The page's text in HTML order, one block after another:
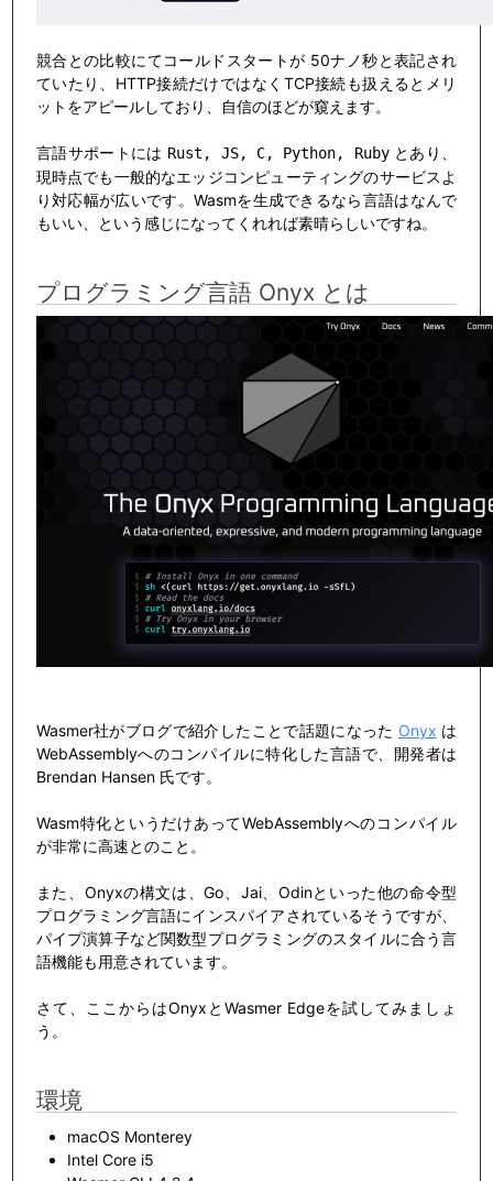
競合との比較にてコールドスタートが 50ナノ秒と表記され
ていたり、HTTP接続だけではなくTCP接続も扱えるとメリ
ットをアピールしており、自信のほどが窺えます。
言語サポートには Rust, JS, C, Python, Rubyとあり、
現時点でも一般的なエッジコンピューティングのサービスよ
り対応幅が広いです。Wasmを生成できるなら言語はなんで
もいい、という感じになってくれれば素晴らしいですね。
プログラミング言語 Onyx とは
Wasmer社がブログで紹介したことで話題になった Onyx は
WebAssemblyへのコンパイルに特化した言語で、開発者は
Brendan Hansen 氏です。
Wasm特化というだけあってWebAssemblyへのコンパイル
が非常に高速とのこと。
また、Onyxの構文は、Go、Jai、Odinといった他の命令型
プログラミング言語にインスパイアされているそうですが、
パイプ演算子など関数型プログラミングのスタイルに合う言
語機能も用意されています。
さて、ここからはOnyxとWasmer Edgeを試してみましょ
う。
環境
macOS Monterey
Intel Core i5